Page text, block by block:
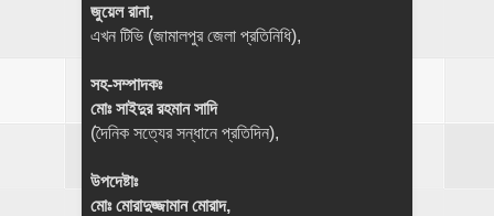
জুয়েল রানা,
এখন টিভি (জামালপুর জেলা প্রতিনিধি),
সহ-সম্পাদকঃ
মোঃ সাইদুর রহমান সাদি
(দৈনিক সত্যের সন্ধানে প্রতিদিন),
উপদেষ্টাঃ
মোঃ মোরাদুজ্জামান মোরাদ,